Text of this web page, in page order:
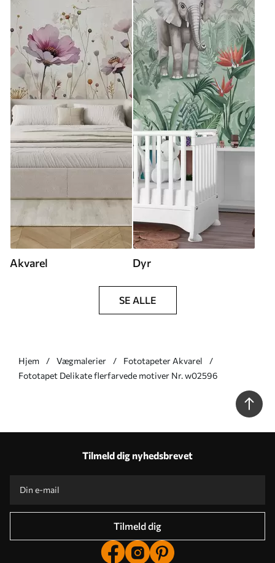
Akvarel Dyr
SE ALLE
Hjem Vægmalerier
Fototapeter Akvarel
Fototapet Delikate flerfarvede motiver Nr. w02596
Tilmeld dig nyhedsbrevet
Tilmeld dig